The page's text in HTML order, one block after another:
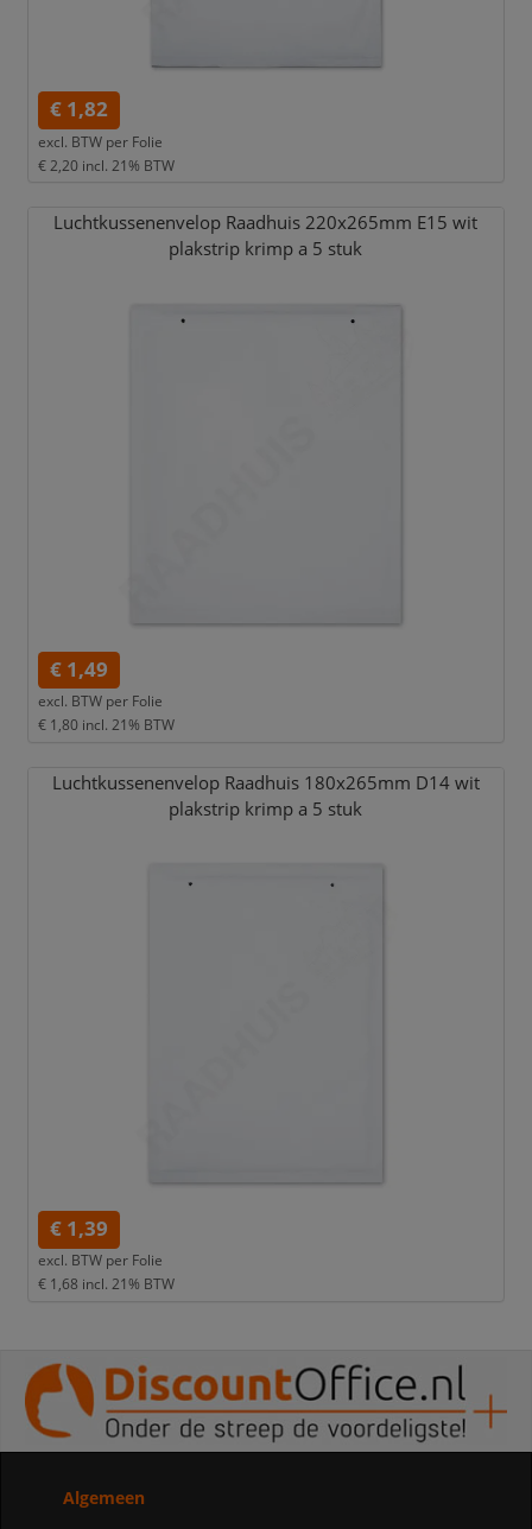
€ 1,82
excl. BTW per Folie
€ 2,20 incl. 21% BTW
Luchtkussenenvelop Raadhuis 220x265mm E15 wit
plakstrip krimp a 5 stuk
€ 1,49
excl. BTW per Folie
€ 1,80 incl. 21% BTW
Luchtkussenenvelop Raadhuis 180x265mm D14 wit
plakstrip krimp a 5 stuk
€ 1,39
excl. BTW per Folie
€ 1,68 incl. 21% BTW
Algemeen